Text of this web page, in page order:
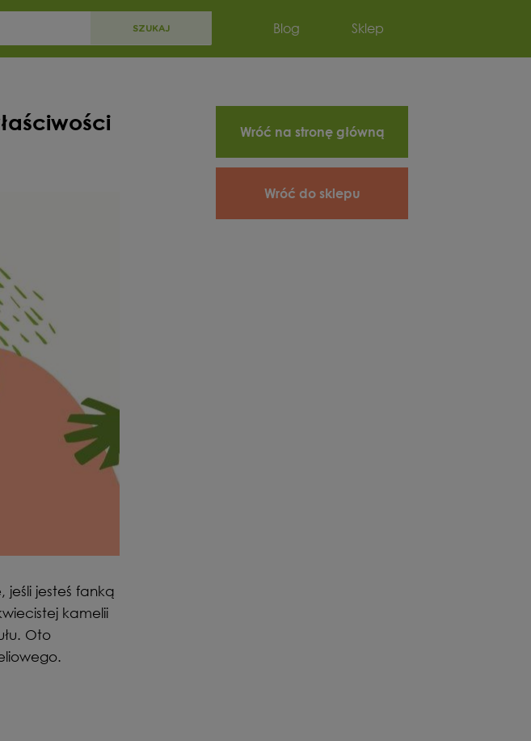
Blog Sklep
jesteś fanką
kamelii
Oto
Wróć na stronę główną
Wróć do sklepu